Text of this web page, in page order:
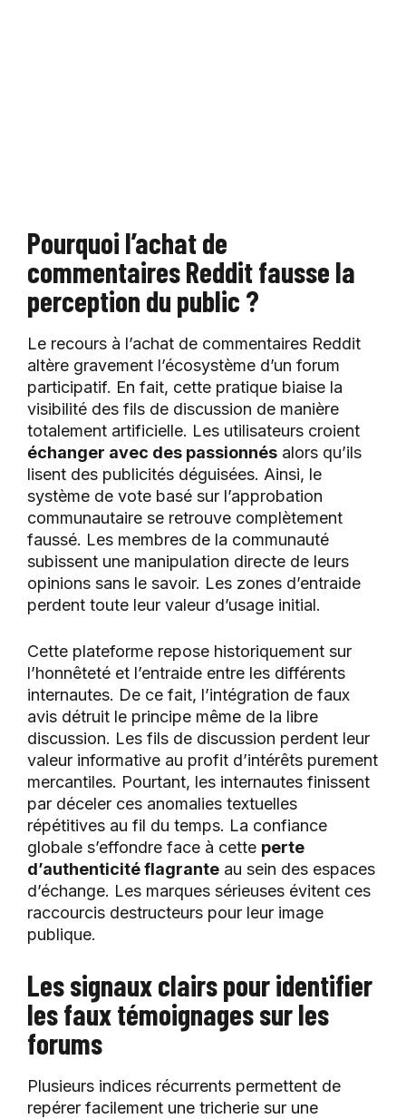
Pourquoi l’achat de
commentaires Reddit fausse la
perception du public ?
Le recours à l’achat de commentaires Reddit
altère gravement l’écosystème d’un forum
participatif. En fait, cette pratique biaise la
visibilité des fils de discussion de manière
totalement artificielle. Les utilisateurs croient
échanger avec des passionnés alors qu’ils
lisent des publicités déguisées. Ainsi, le
système de vote basé sur l’approbation
communautaire se retrouve complètement
faussé. Les membres de la communauté
subissent une manipulation directe de leurs
opinions sans le savoir. Les zones d’entraide
perdent toute leur valeur d’usage initial.
Cette plateforme repose historiquement sur
l’honnêteté et l’entraide entre les différents
internautes. De ce fait, l’intégration de faux
avis détruit le principe même de la libre
discussion. Les fils de discussion perdent leur
valeur informative au profit d’intérêts purement
mercantiles. Pourtant, les internautes finissent
par déceler ces anomalies textuelles
répétitives au fil du temps. La confiance
globale s’effondre face à cette perte
d’authenticité flagrante au sein des espaces
d’échange. Les marques sérieuses évitent ces
raccourcis destructeurs pour leur image
publique.
Les signaux clairs pour identifier
les faux témoignages sur les
forums
Plusieurs indices récurrents permettent de
repérer facilement une tricherie sur une